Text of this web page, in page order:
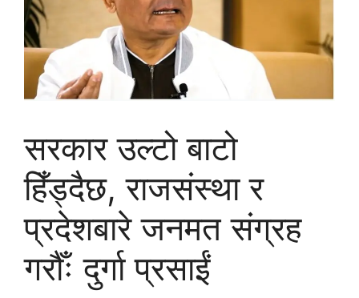
सरकार उल्टो बाटो
हिँड्दैछ, राजसंस्था र
प्रदेशबारे जनमत संग्रह
गरौँः दुर्गा प्रसाईं